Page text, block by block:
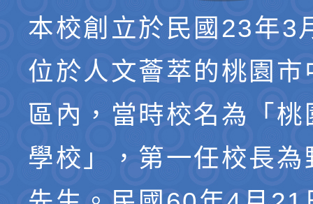
本校創立於民國23年3
位於人文薈萃的桃園市
區內，當時校名為「桃
學校」，第一任校長為